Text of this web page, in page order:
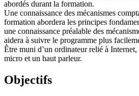
abordés durant la formation.
Une connaissance des mécanismes
formation abordera les principes
une connaissance préalable des
aidera à suivre le programme plus
Être muni d’un ordinateur relié à Internet,
micro et un haut parleur.
Objectifs